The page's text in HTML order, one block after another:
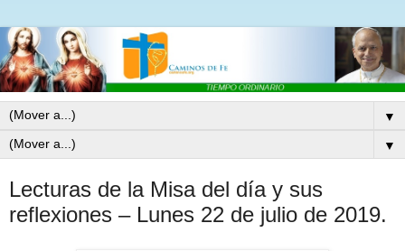
▼
▼
Lecturas de la Misa del día y sus
reflexiones – Lunes 22 de julio de 2019.